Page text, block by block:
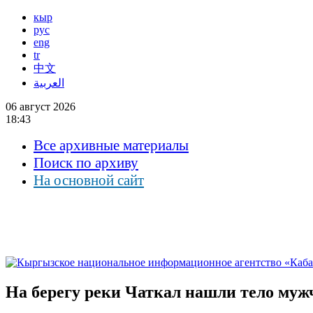
кыр
рус
eng
tr
中文
العربية
06 август 2026
18:43
Все архивные материалы
Поиск по архиву
На основной сайт
На берегу реки Чаткал нашли тело